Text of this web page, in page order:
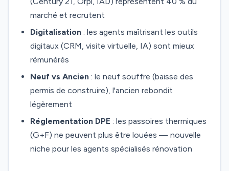
marché et recrutent
Digitalisation : les agents maîtrisant les outils
digitaux (CRM, visite virtuelle, IA) sont mieux
rémunérés
Neuf vs Ancien : le neuf souffre (baisse des
permis de construire), l'ancien rebondit
légèrement
Réglementation DPE : les passoires thermiques
(G+F) ne peuvent plus être louées — nouvelle
niche pour les agents spécialisés rénovation